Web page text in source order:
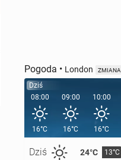
Pogoda • London ZMIANA
Dziś
08:00
16°C
Dziś 24°C 13°C
09:00
16°C
10:00
16°C